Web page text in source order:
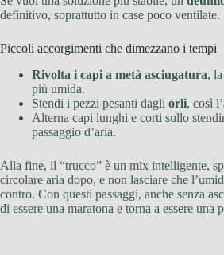
definitivo, soprattutto in case poco ventilate.
Piccoli accorgimenti che dimezzano i tempi
Rivolta i capi a metà asciugatura,
più umida.
Stendi i pezzi pesanti dagli orli, così
Alterna capi lunghi e corti sullo
passaggio d’aria.
Alla fine, il “trucco” è un mix intelligente,
circolare aria dopo, e non lasciare che
contro. Con questi passaggi, anche senza
di essere una maratona e torna a essere una